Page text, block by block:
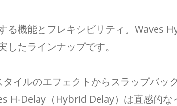
る機能とフレキシビリティ。Waves
たラインナップです。
イルのエフェクトからスラップバッ
H-Delay（Hybrid Delay）は直感的な